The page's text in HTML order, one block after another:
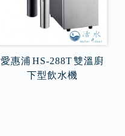
愛惠浦 HS-288T 雙溫廚
下型飲水機